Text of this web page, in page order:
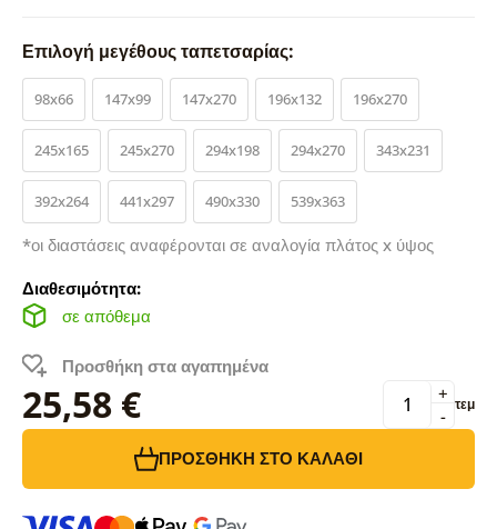
Επιλογή μεγέθους ταπετσαρίας:
98x66 147x99 147x270 196x132 196x270
245x165 245x270 294x198 294x270 343x231
392x264 441x297 490x330 539x363
*οι διαστάσεις αναφέρονται σε αναλογία πλάτος x ύψος
Διαθεσιμότητα:
σε απόθεμα
Προσθήκη στα αγαπημένα
25,58 € -
+ τεμ
ΠΡΟΣΘΉΚΗ ΣΤΟ ΚΑΛΆΘΙ